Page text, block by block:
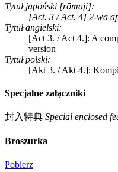
Tytuł japoński [rōmaji]:
[Act. 3 / Act. 4] 2-wa
Tytuł angielski:
[Act 3. / Act 4.]: A
version
Tytuł polski:
[Akt 3. / Akt 4.]:
Specjalne załączniki
封入特典 Special enclosed
Broszurka
Pobierz